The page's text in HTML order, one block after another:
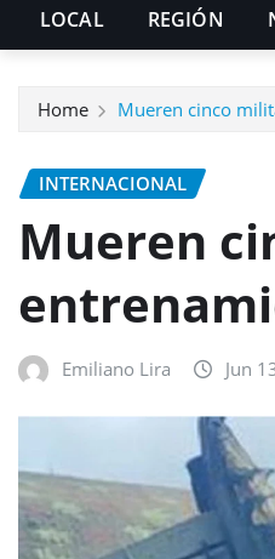
LOCAL REGIÓN
Home Mueren cinco
INTERNACIONAL
Mueren
Emiliano Lira Jun